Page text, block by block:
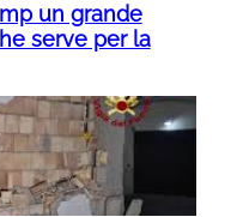
un grande
serve per la